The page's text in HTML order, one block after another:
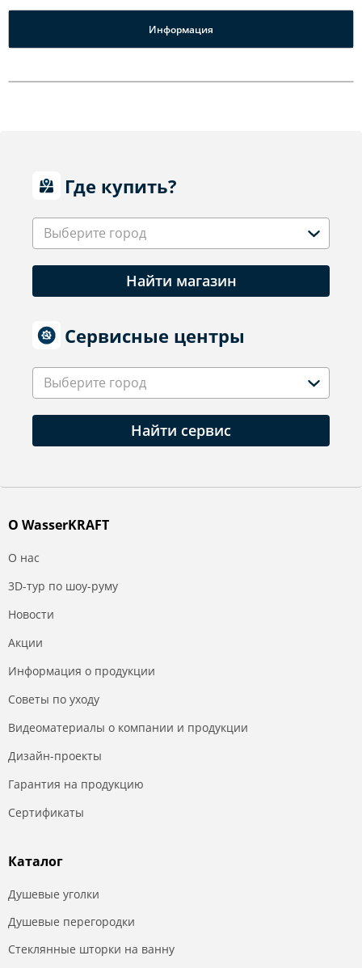
Информация
Где купить?
Выберите город
Найти магазин
Сервисные центры
Выберите город
Найти сервис
О WasserKRAFT
О нас
3D-тур по шоу-руму
Новости
Акции
Информация о продукции
Советы по уходу
Видеоматериалы о компании и продукции
Дизайн-проекты
Гарантия на продукцию
Сертификаты
Каталог
Душевые уголки
Душевые перегородки
Стеклянные шторки на ванну